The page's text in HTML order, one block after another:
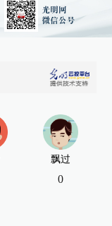
飘过
0